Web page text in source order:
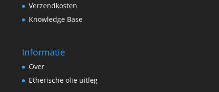
Verzendkosten
Knowledge Base
Informatie
Over
Etherische olie uitleg